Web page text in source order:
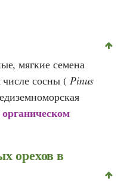
мягкие семена
сосны ( Pinus
органическом
орехов в